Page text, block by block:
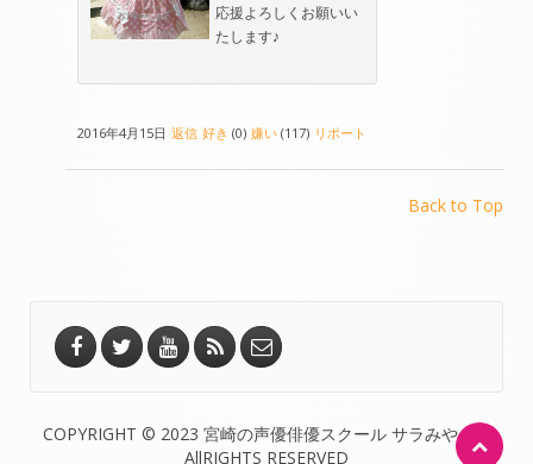
応援よろしくお願いい
たします♪
2016年4月15日 返信 好き (0) 嫌い (117) リポート
Back to Top
COPYRIGHT © 2023 宮崎の声優俳優スクール サラみやざき
AllRIGHTS RESERVED